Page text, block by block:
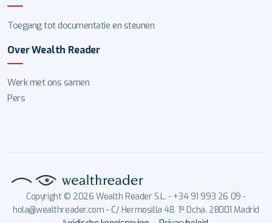
Toegang tot documentatie en steunen
Over Wealth Reader
Werk met ons samen
Pers
Copyright © 2026 Wealth Reader S.L. - +34 91 993 26 09 -
hola@wealthreader.com - C/ Hermosilla 48, 1º Dcha. 28001 Madrid